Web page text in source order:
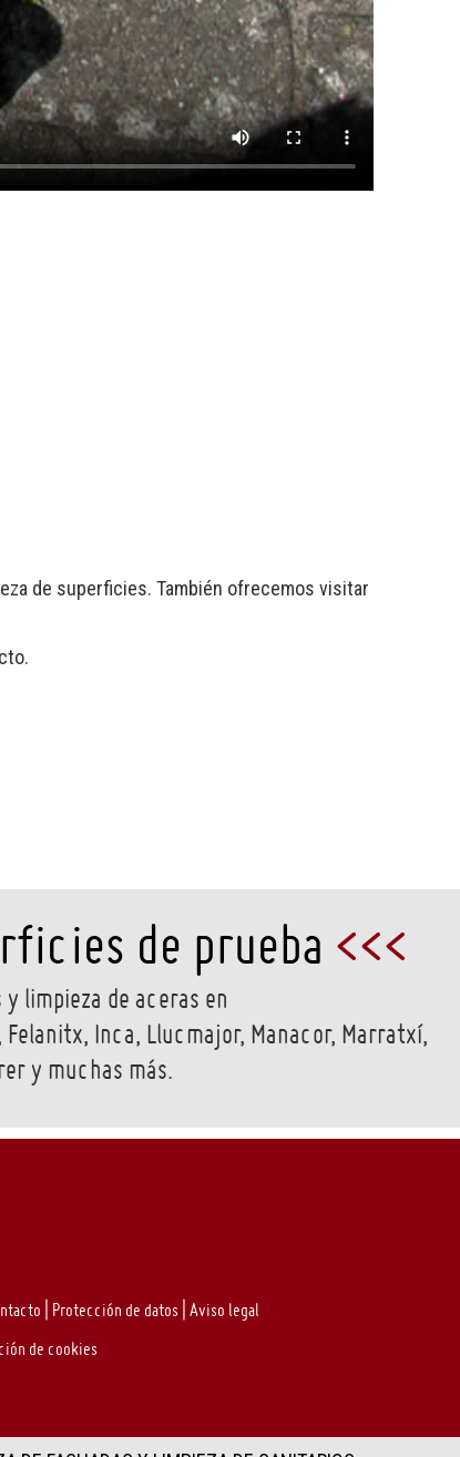
de superficies. También ofrecemos visitar
de prueba <<<
limpieza de aceras en
Inca, Llucmajor, Manacor, Marratxí,
y muchas más.
Protección de datos Aviso legal
de cookies